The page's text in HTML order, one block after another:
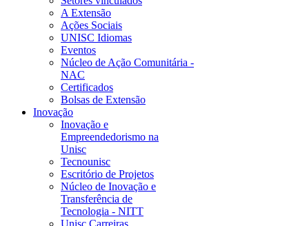
A Extensão
Ações Sociais
UNISC Idiomas
Eventos
Núcleo de Ação Comunitária -
NAC
Certificados
Bolsas de Extensão
Inovação
Inovação e
Empreendedorismo na
Unisc
Tecnounisc
Escritório de Projetos
Núcleo de Inovação e
Transferência de
Tecnologia - NITT
Unisc Carreiras